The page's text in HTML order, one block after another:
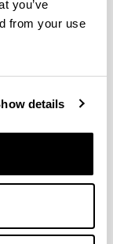
you’ve
from your use
details
130
bidez
zure